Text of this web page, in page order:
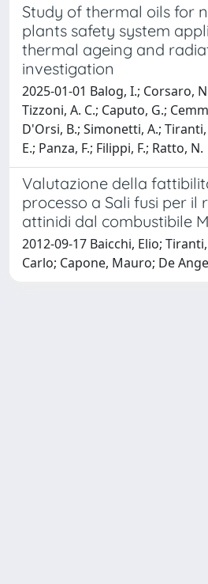
Study of thermal oils for
plants safety system
thermal ageing and
investigation
2025-01-01 Balog, I.; Corsaro,
Tizzoni, A. C.; Caputo, G.;
D'Orsi, B.; Simonetti, A.;
E.; Panza, F.; Filippi, F.; Ratto, N.
Valutazione della
processo a Sali fusi per il
attinidi dal combustibile
2012-09-17 Baicchi, Elio;
Carlo; Capone, Mauro; De